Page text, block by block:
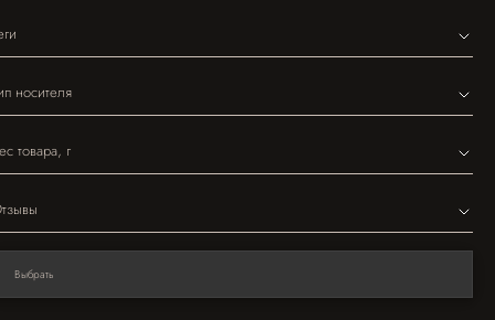
носителя
товара, г
Выбрать